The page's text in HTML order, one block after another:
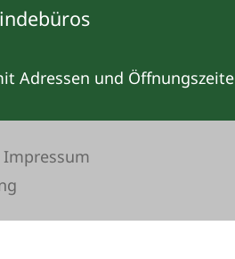
Adressen und
Impressum